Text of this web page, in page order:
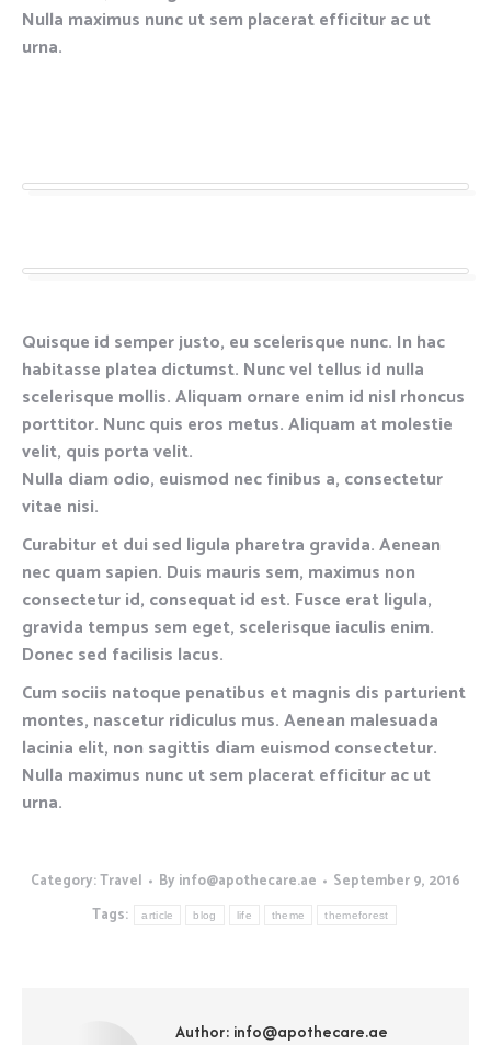
Nulla maximus nunc ut sem placerat efficitur ac ut
urna.
Quisque id semper justo, eu scelerisque nunc. In hac
habitasse platea dictumst. Nunc vel tellus id nulla
scelerisque mollis. Aliquam ornare enim id nisl rhoncus
porttitor. Nunc quis eros metus. Aliquam at molestie
velit, quis porta velit.
Nulla diam odio, euismod nec finibus a, consectetur
vitae nisi.
Curabitur et dui sed ligula pharetra gravida. Aenean
nec quam sapien. Duis mauris sem, maximus non
consectetur id, consequat id est. Fusce erat ligula,
gravida tempus sem eget, scelerisque iaculis enim.
Donec sed facilisis lacus.
Cum sociis natoque penatibus et magnis dis parturient
montes, nascetur ridiculus mus. Aenean malesuada
lacinia elit, non sagittis diam euismod consectetur.
Nulla maximus nunc ut sem placerat efficitur ac ut
urna.
Category:Travel By info@apothecare.ae
September 9, 2016
Tags:
article blog life theme themeforest
Author: info@apothecare.ae